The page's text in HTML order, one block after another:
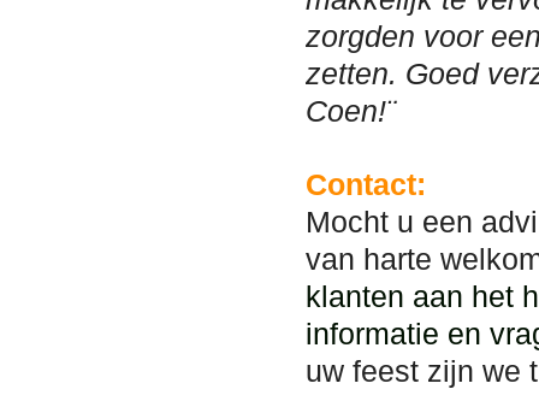
zorgden voor
zetten. Goed
Coen!¨
Contact:
Mocht u een
van harte
klanten aan het
informatie en
uw feest zijn we